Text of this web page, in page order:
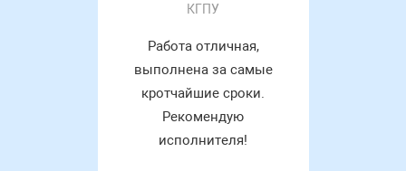
КГПУ
Работа отличная,
выполнена за самые
кротчайшие сроки.
Рекомендую
исполнителя!